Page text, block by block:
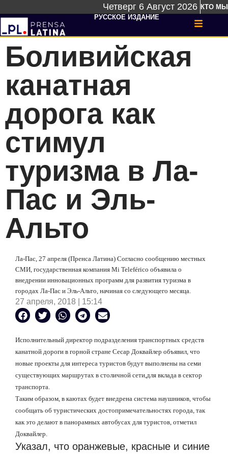
Четверг 6 Август 2026 КТО МЫ
РУССКОЕ ИЗДАНИЕ
Боливийская
канатная
дорога как
стимул
туризма в Ла-
Пас и Эль-
Альто
Ла-Пас, 27 апреля (Пренса Латина) Согласно сообщению местных
СМИ, государственная компания Mi Teleférico объявила о
внедрении инновационных программ для развития туризма в
городах Ла-Пас и Эль-Альто, начиная со следующего месяца.
27 апреля, 2018 | 15:14
Исполнительный директор подразделения транспортных средств
канатной дороги в горной стране Сесар Доквайлер объявил, что
новые проекты для интереса туристов будут выполнены на семи
существующих маршрутах в столичной сети,для вклада в сектор
транспорта.
Таким образом, в каютах будет внедрена система наушников, чтобы
сообщать об туристических достопримечательностях города, так
как это делают в панорамных автобусах для туристов, отметил
Доквайлер.
Указал, что оранжевые, красные и синие